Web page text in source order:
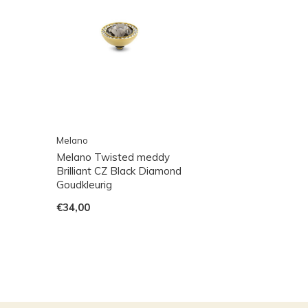
Melano
Melano Twisted meddy
Brilliant CZ Black Diamond
Goudkleurig
€34,00